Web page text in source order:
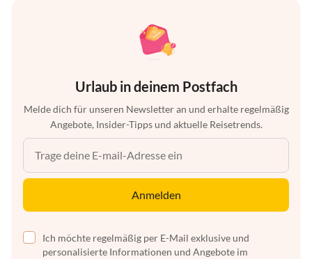
Urlaub in deinem Postfach
Melde dich für unseren Newsletter an und erhalte regelmäßig
Angebote, Insider-Tipps und aktuelle Reisetrends.
Anmelden
Ich möchte regelmäßig per E-Mail exklusive und
personalisierte Informationen und Angebote im